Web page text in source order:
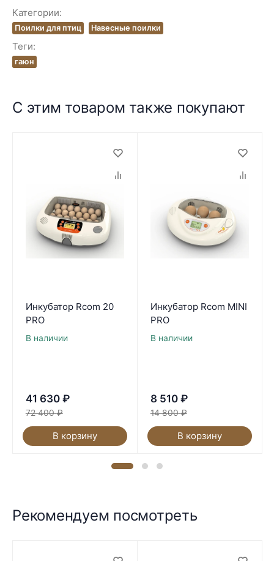
Категории:
Поилки для птиц Навесные поилки
Теги:
гаюн
С этим товаром также покупают
Инкубатор Rcom 20
PRO
В наличии
41 630 ₽
72 400 ₽
В корзину
Инкубатор Rcom MINI
PRO
В наличии
8 510 ₽
14 800 ₽
В корзину
Рекомендуем посмотреть